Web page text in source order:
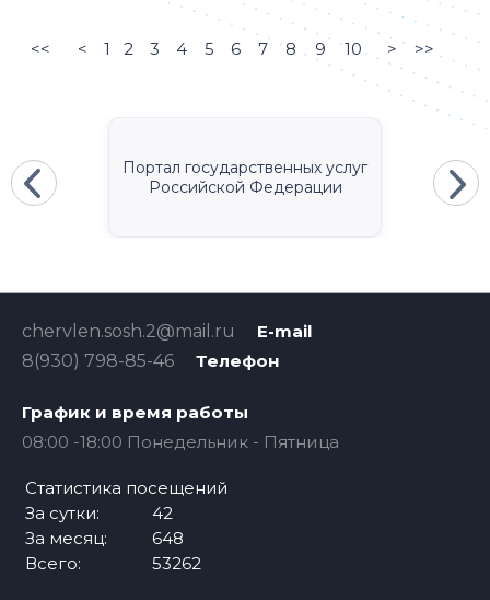
<< < 1 2 3 4 5 6 7 8 9 10 > >>
Портал государственных услуг
Российской Федерации
E-mail
chervlen.sosh.2@mail.ru
Телефон
8(930) 798-85-46
График и время работы
08:00 -18:00 Понедельник - Пятница
Статистика посещений
За сутки:
42
За месяц:
648
Всего:
53262